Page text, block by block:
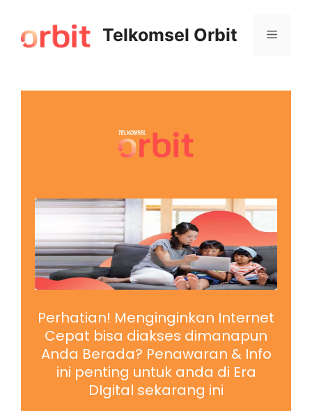
Telkomsel Orbit
Perhatian! Menginginkan Internet
Cepat bisa diakses dimanapun
Anda Berada? Penawaran & Info
ini penting untuk anda di Era
DIgital sekarang ini